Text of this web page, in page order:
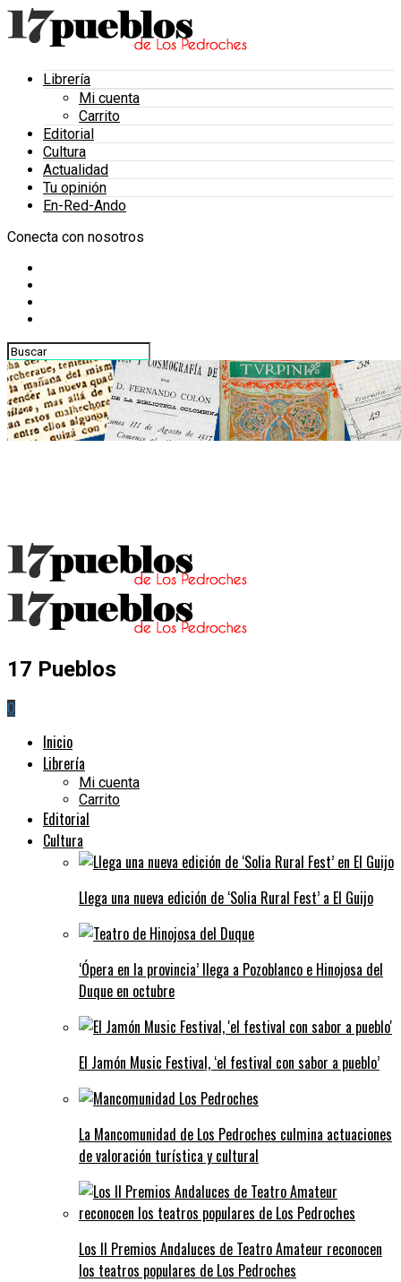
Librería
Mi cuenta
Carrito
Editorial
Cultura
Actualidad
Tu opinión
En-Red-Ando
Conecta con nosotros
17 Pueblos
0
Inicio
Librería
Mi cuenta
Carrito
Editorial
Cultura
Llega una nueva edición de ‘Solia Rural Fest’ a El Guijo
‘Ópera en la provincia’ llega a Pozoblanco e Hinojosa del
Duque en octubre
El Jamón Music Festival, ‘el festival con sabor a pueblo’
La Mancomunidad de Los Pedroches culmina actuaciones
de valoración turística y cultural
Los II Premios Andaluces de Teatro Amateur reconocen
los teatros populares de Los Pedroches